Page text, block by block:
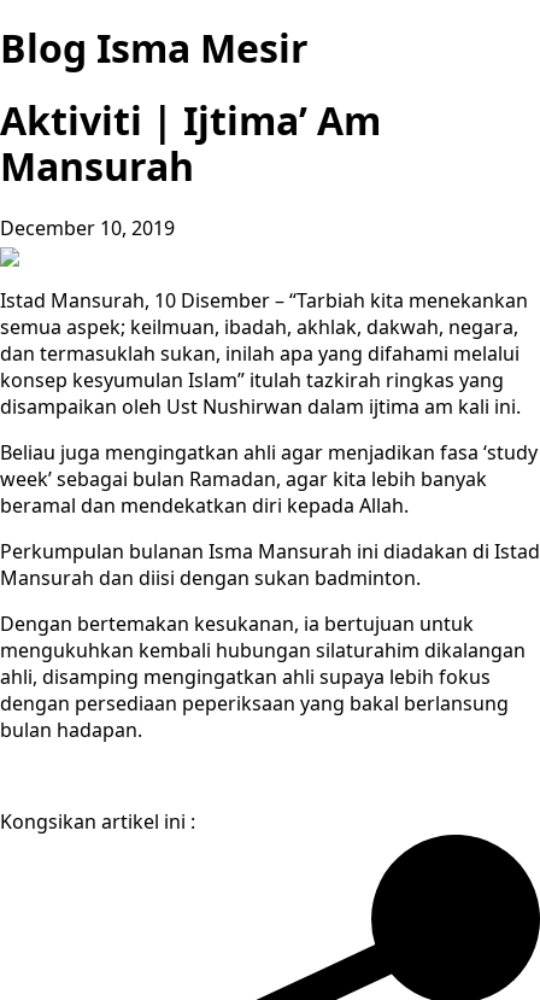
Blog Isma Mesir
Aktiviti | Ijtima’ Am
Mansurah
December 10, 2019
Istad Mansurah, 10 Disember – “Tarbiah kita menekankan
semua aspek; keilmuan, ibadah, akhlak, dakwah, negara,
dan termasuklah sukan, inilah apa yang difahami melalui
konsep kesyumulan Islam” itulah tazkirah ringkas yang
disampaikan oleh Ust Nushirwan dalam ijtima am kali ini.
Beliau juga mengingatkan ahli agar menjadikan fasa ‘study
week’ sebagai bulan Ramadan, agar kita lebih banyak
beramal dan mendekatkan diri kepada Allah.
Perkumpulan bulanan Isma Mansurah ini diadakan di Istad
Mansurah dan diisi dengan sukan badminton.
Dengan bertemakan kesukanan, ia bertujuan untuk
mengukuhkan kembali hubungan silaturahim dikalangan
ahli, disamping mengingatkan ahli supaya lebih fokus
dengan persediaan peperiksaan yang bakal berlansung
bulan hadapan.
Kongsikan artikel ini :